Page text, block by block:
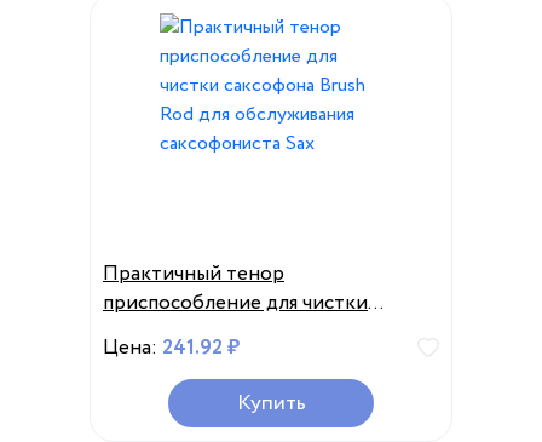
Практичный тенор
приспособление для чистки
саксофона Brush Rod для
обслуживания саксофониста Sax
Цена: 241.92 ₽
Купить